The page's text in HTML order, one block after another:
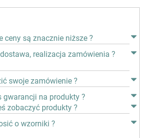
ceny są znacznie niższe ?
realizacja zamówienia ?
swoje zamówienie ?
gwarancji na produkty ?
zobaczyć produkty ?
o wzorniki ?